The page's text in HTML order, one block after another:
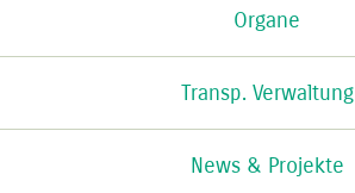
Organe
Transp. Verwaltung
News & Projekte